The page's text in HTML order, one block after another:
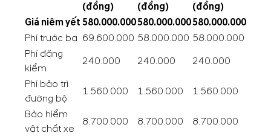
(đồng)
(đồng)
(đồng)
Giá niêm yết 580.000.000580.000.000580.000.000
Phí trước bạ 69.600.000 58.000.000 58.000.000
Phí đăng
kiểm
240.000 240.000
240.000
Phí bảo trì
đường bộ
1.560.000 1.560.000
1.560.000
Bảo hiểm
vật chất xe
8.700.000 8.700.000
8.700.000